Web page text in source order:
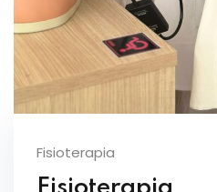
Fisioterapia